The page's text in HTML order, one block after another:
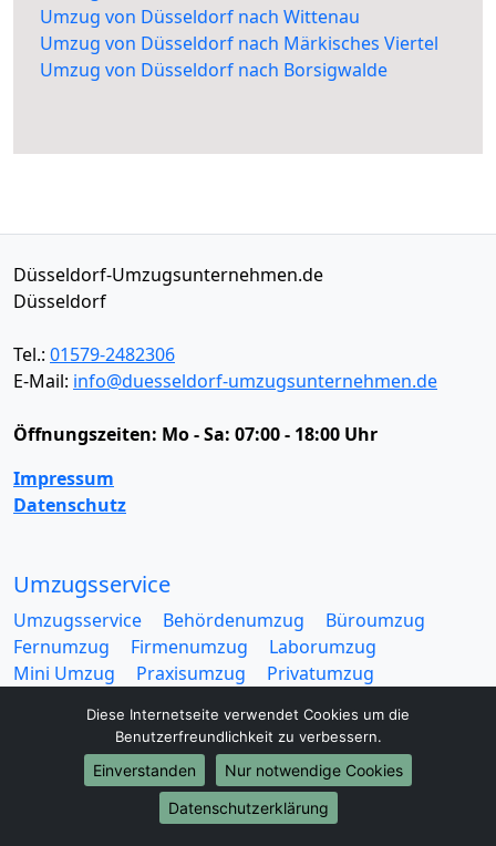
Umzug von Düsseldorf nach Wittenau
Umzug von Düsseldorf nach Märkisches Viertel
Umzug von Düsseldorf nach Borsigwalde
Düsseldorf-Umzugsunternehmen.de
Düsseldorf
Tel.: 01579-2482306
E-Mail: info@duesseldorf-umzugsunternehmen.de
Öffnungszeiten: Mo - Sa: 07:00 - 18:00 Uhr
Impressum
Datenschutz
Umzugsservice
Umzugsservice Behördenumzug
Büroumzug
Fernumzug
Firmenumzug
Laborumzug
Mini Umzug
Praxisumzug
Privatumzug
Entrümpelung
Halteverbotszone
Klaviertransport
Möbellift
Haushaltsauflösung
Möbeltaxi
Möbelmitfahrzentrale
Umzugskartons
Diese Internetseite verwendet Cookies um die
Benutzerfreundlichkeit zu verbessern.
Einverstanden
Nur notwendige Cookies
Datenschutzerklärung